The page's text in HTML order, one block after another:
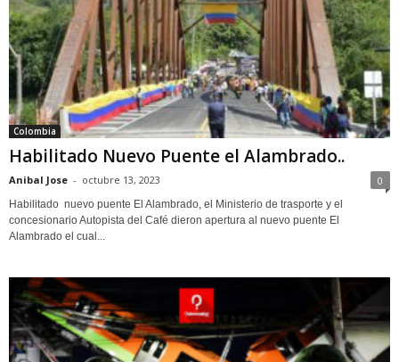
Colombia
Habilitado Nuevo Puente el Alambrado..
Anibal Jose - octubre 13, 2023 0
Habilitado nuevo puente El Alambrado, el Ministerio de trasporte y el
concesionario Autopista del Café dieron apertura al nuevo puente El
Alambrado el cual...